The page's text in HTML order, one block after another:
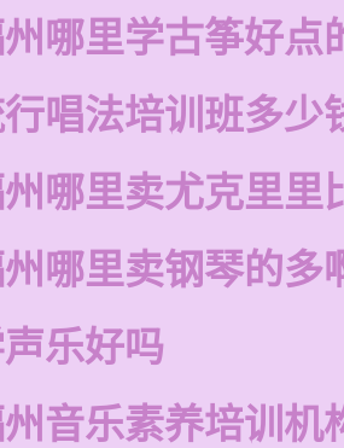
哪里学古筝好点
唱法培训班多少
哪里卖尤克里里
哪里卖钢琴的多
乐好吗
音乐素养培训机